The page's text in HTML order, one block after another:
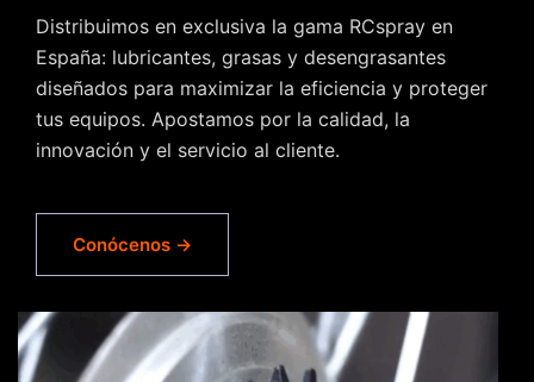
Distribuimos en exclusiva la gama RCspray en
España: lubricantes, grasas y desengrasantes
diseñados para maximizar la eficiencia y proteger
tus equipos. Apostamos por la calidad, la
innovación y el servicio al cliente.
Conócenos →